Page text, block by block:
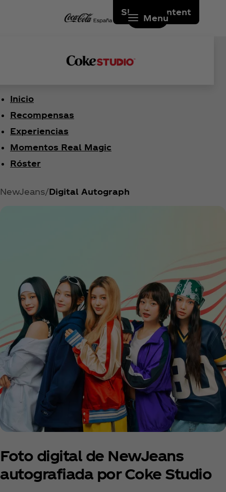
Skip to content
Menu
Inicio
Recompensas
Experiencias
Momentos Real Magic
Róster
NewJeans Digital Autograph
Foto digital de NewJeans
autografiada por Coke Studio